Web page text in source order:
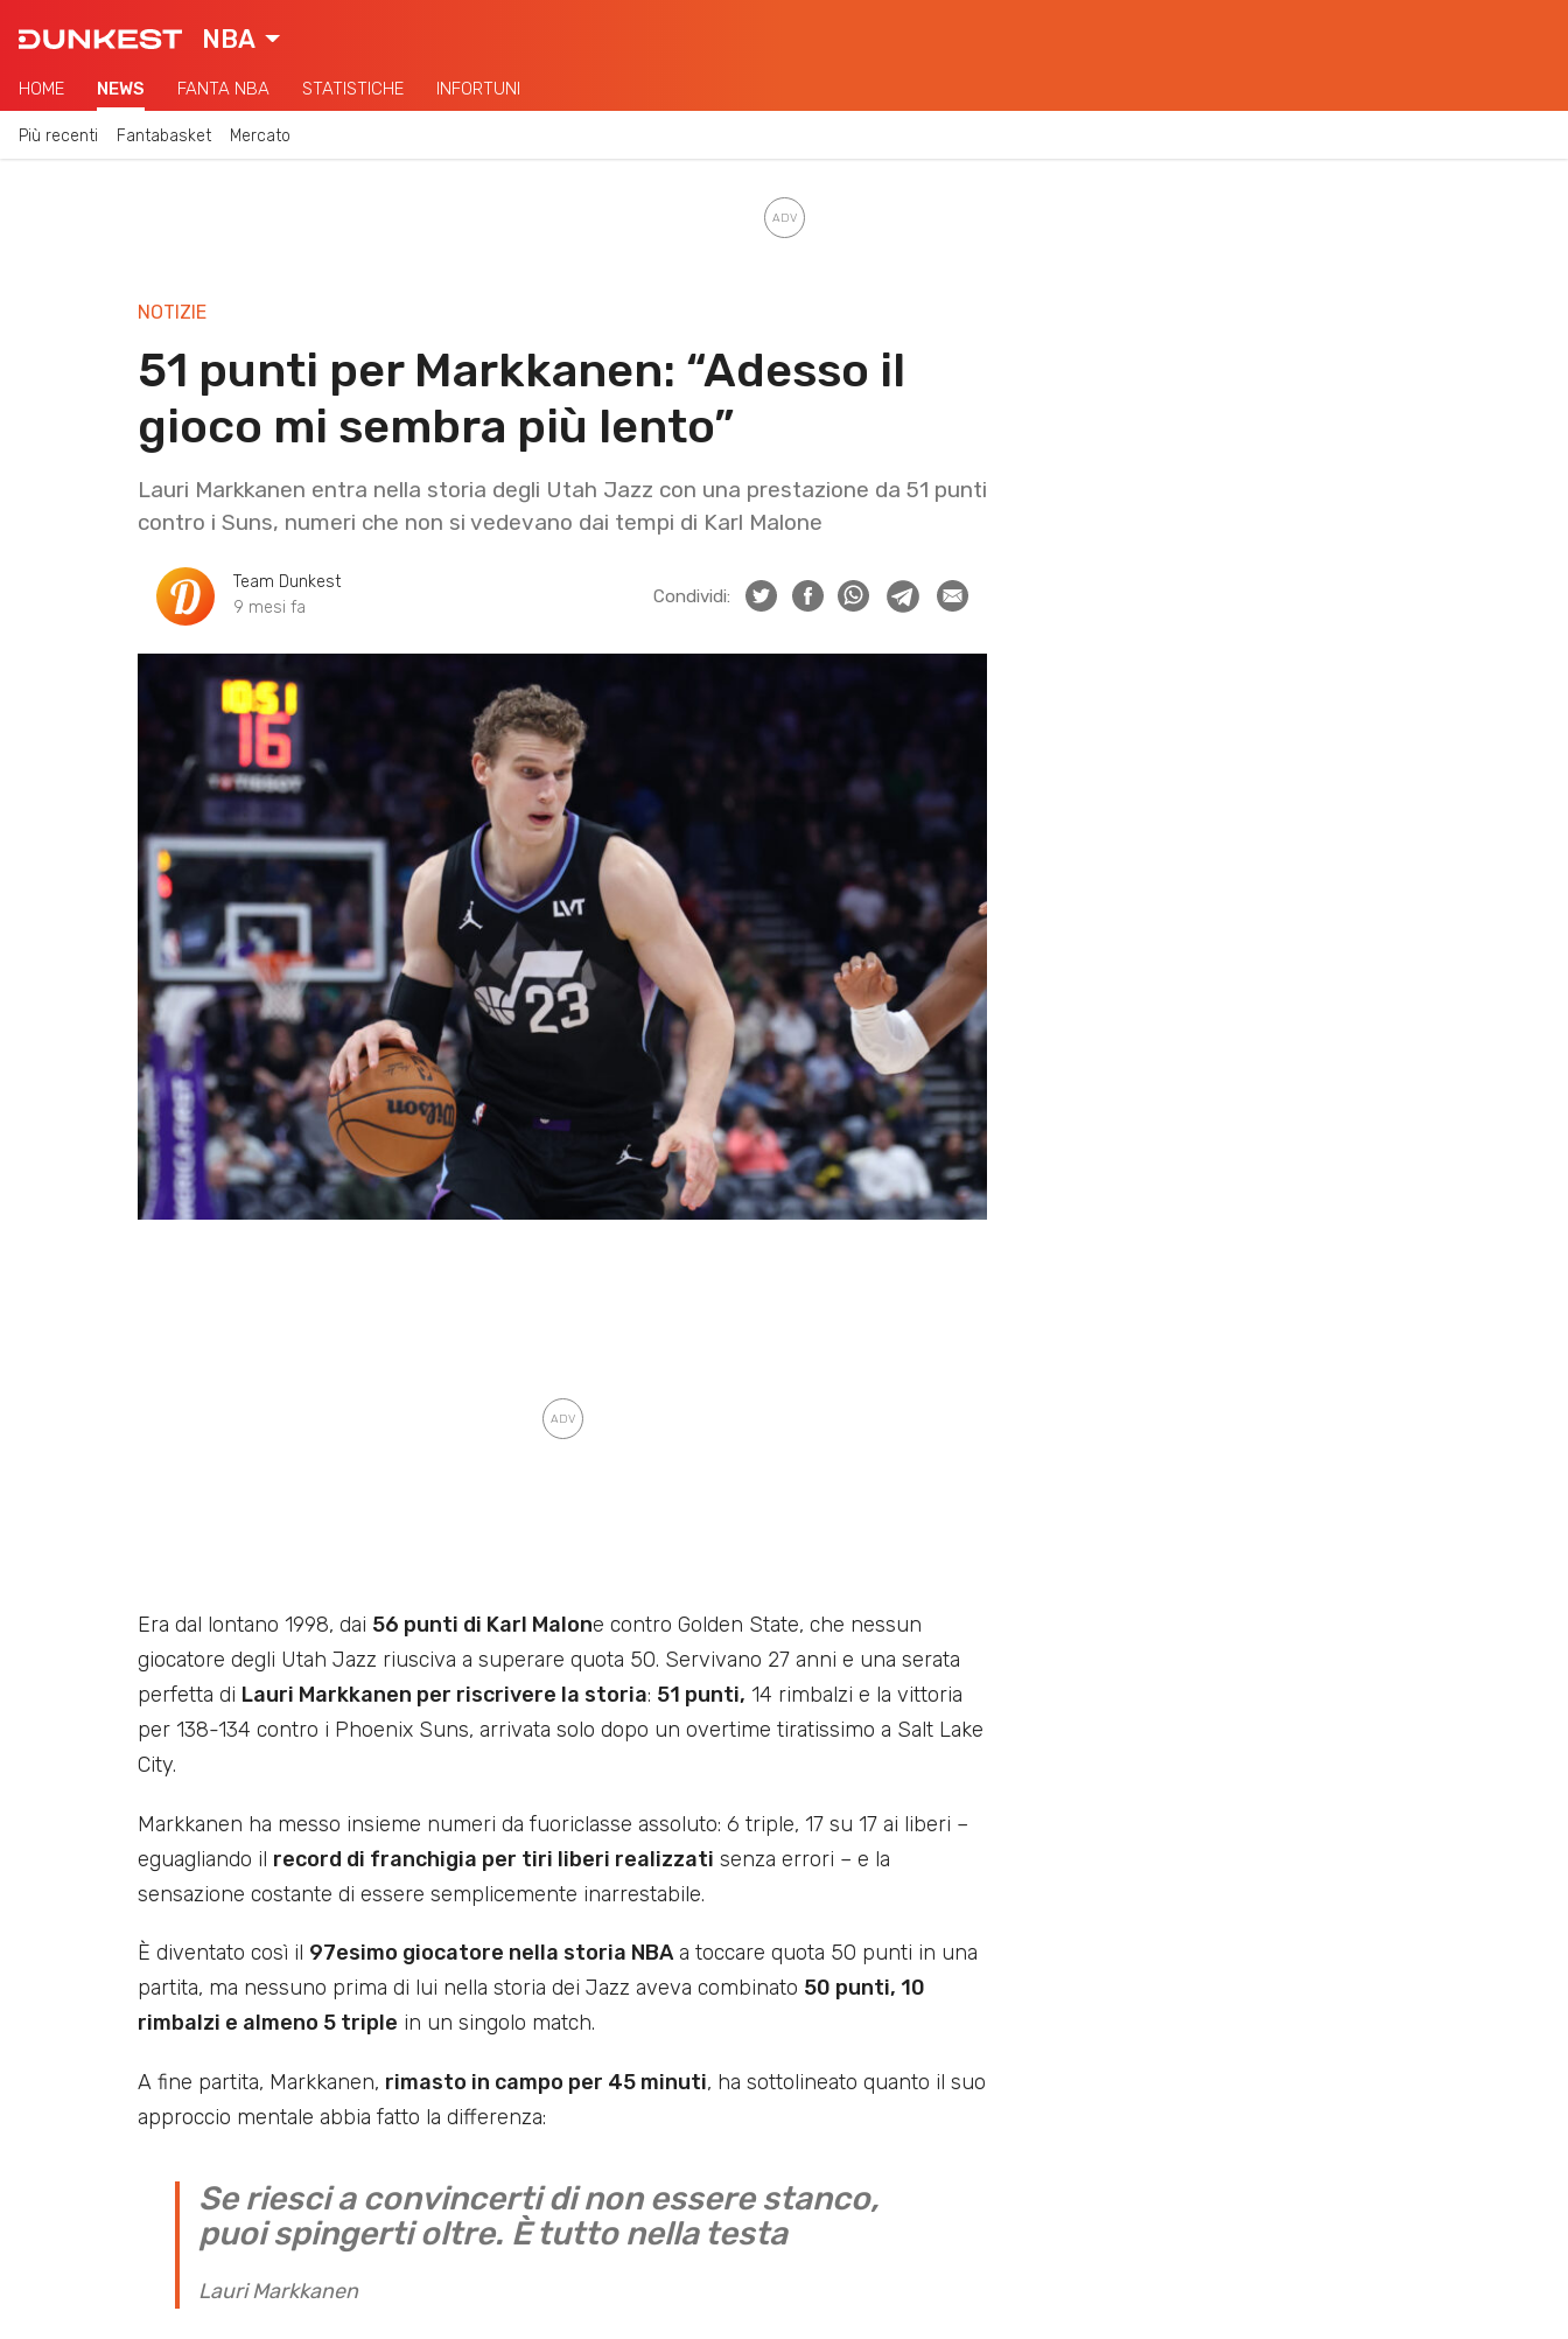
NBA
HOME NEWS FANTA NBA STATISTICHE INFORTUNI
Più recenti Fantabasket Mercato
NOTIZIE
51 punti per Markkanen: “Adesso il
gioco mi sembra più lento”
Lauri Markkanen entra nella storia degli Utah Jazz con una prestazione da 51 punti
contro i Suns, numeri che non si vedevano dai tempi di Karl Malone
Team Dunkest
9 mesi fa
Condividi:
Era dal lontano 1998, dai 56 punti di Karl Malone contro Golden State, che nessun
giocatore degli Utah Jazz riusciva a superare quota 50. Servivano 27 anni e una serata
perfetta di Lauri Markkanen per riscrivere la storia: 51 punti, 14 rimbalzi e la vittoria
per 138-134 contro i Phoenix Suns, arrivata solo dopo un overtime tiratissimo a Salt Lake
City.
Markkanen ha messo insieme numeri da fuoriclasse assoluto: 6 triple, 17 su 17 ai liberi –
eguagliando il record di franchigia per tiri liberi realizzati senza errori – e la
sensazione costante di essere semplicemente inarrestabile.
È diventato così il 97esimo giocatore nella storia NBAa toccare quota 50 punti in una
partita, ma nessuno prima di lui nella storia dei Jazz aveva combinato 50 punti, 10
rimbalzi e almeno 5 triple in un singolo match.
A fine partita, Markkanen, rimasto in campo per 45 minuti, ha sottolineato quanto il suo
approccio mentale abbia fatto la differenza:
Se riesci a convincerti di non essere stanco,
puoi spingerti oltre. È tutto nella testa
Lauri Markkanen